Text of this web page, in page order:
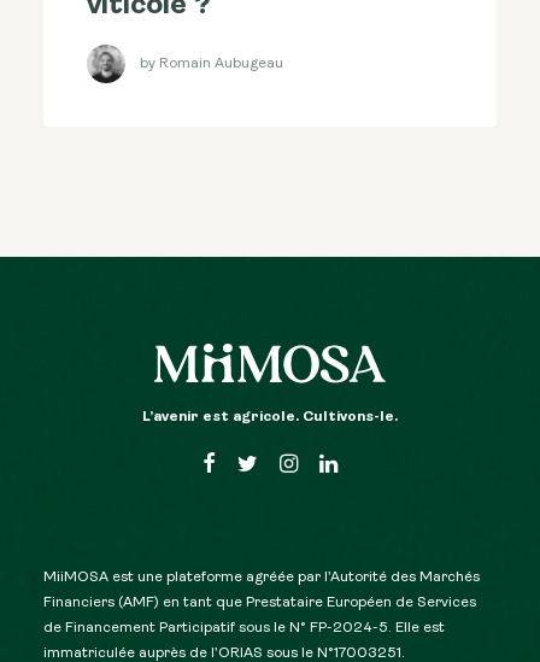
viticole ?
by Romain Aubugeau
L’avenir est agricole. Cultivons-le.
MiiMOSA est une plateforme agréée par l’Autorité des Marchés
Financiers (AMF) en tant que Prestataire Européen de Services
de Financement Participatif sous le N° FP-2024-5. Elle est
immatriculée auprès de l’ORIAS sous le N°17003251.